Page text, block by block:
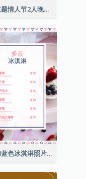
桃心主题情人节2人晚餐菜单
粉色和蓝色冰淇淋照片甜点菜单